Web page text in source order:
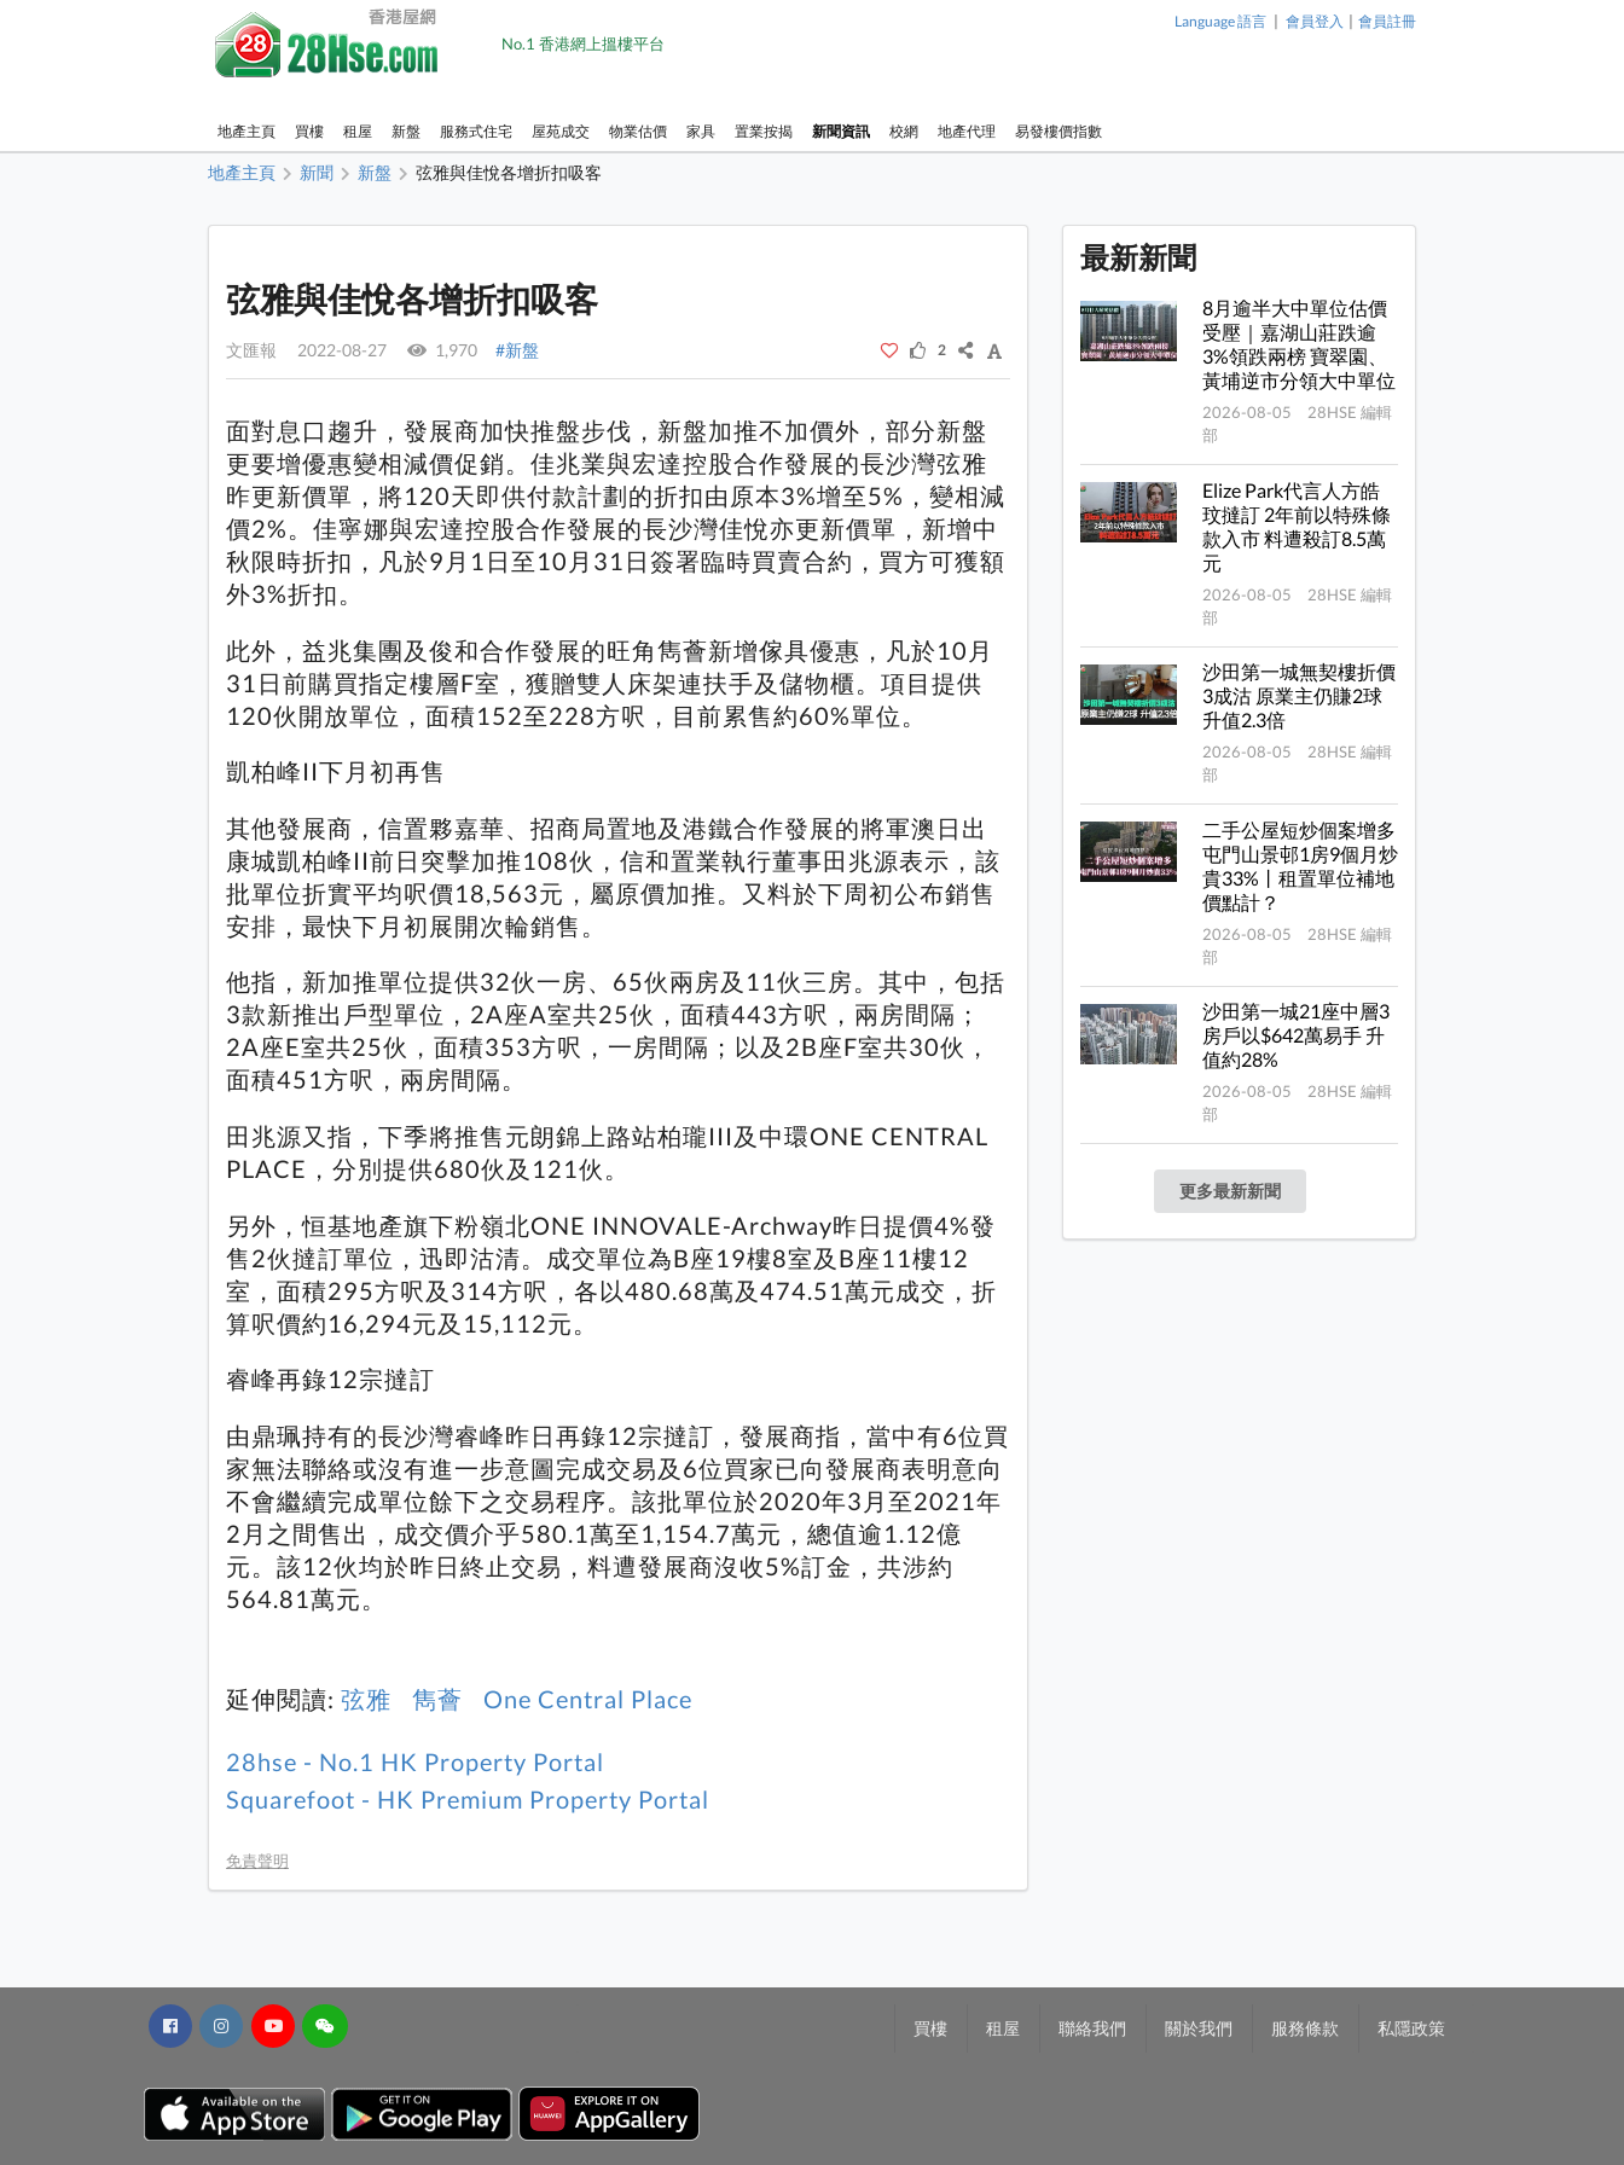
No.1 香港網上搵樓平台
Language 語言 | 會員登入 | 會員註冊
地產主頁 買樓 租屋 新盤 服務式住宅 屋苑成交 物業估價 家具 置業按揭 新聞資訊 校網 地產代理 易發樓價指數
地產主頁 新聞 新盤 弦雅與佳悅各增折扣吸客
弦雅與佳悅各增折扣吸客
文匯報 2022-08-27 1,970 #新盤 2
面對息口趨升，發展商加快推盤步伐，新盤加推不加價外，部分新盤
更要增優惠變相減價促銷。佳兆業與宏達控股合作發展的長沙灣弦雅
昨更新價單，將120天即供付款計劃的折扣由原本3%增至5%，變相減
價2%。佳寧娜與宏達控股合作發展的長沙灣佳悅亦更新價單，新增中
秋限時折扣，凡於9月1日至10月31日簽署臨時買賣合約，買方可獲額
外3%折扣。
此外，益兆集團及俊和合作發展的旺角雋薈新增傢具優惠，凡於10月
31日前購買指定樓層F室，獲贈雙人床架連扶手及儲物櫃。項目提供
120伙開放單位，面積152至228方呎，目前累售約60%單位。
凱柏峰II下月初再售
其他發展商，信置夥嘉華、招商局置地及港鐵合作發展的將軍澳日出
康城凱柏峰II前日突擊加推108伙，信和置業執行董事田兆源表示，該
批單位折實平均呎價18,563元，屬原價加推。又料於下周初公布銷售
安排，最快下月初展開次輪銷售。
他指，新加推單位提供32伙一房、65伙兩房及11伙三房。其中，包括
3款新推出戶型單位，2A座A室共25伙，面積443方呎，兩房間隔；
2A座E室共25伙，面積353方呎，一房間隔；以及2B座F室共30伙，
面積451方呎，兩房間隔。
田兆源又指，下季將推售元朗錦上路站柏瓏III及中環ONE CENTRAL
PLACE，分別提供680伙及121伙。
另外，恒基地產旗下粉嶺北ONE INNOVALE-Archway昨日提價4%發
售2伙撻訂單位，迅即沽清。成交單位為B座19樓8室及B座11樓12
室，面積295方呎及314方呎，各以480.68萬及474.51萬元成交，折
算呎價約16,294元及15,112元。
睿峰再錄12宗撻訂
由鼎珮持有的長沙灣睿峰昨日再錄12宗撻訂，發展商指，當中有6位買
家無法聯絡或沒有進一步意圖完成交易及6位買家已向發展商表明意向
不會繼續完成單位餘下之交易程序。該批單位於2020年3月至2021年
2月之間售出，成交價介乎580.1萬至1,154.7萬元，總值逾1.12億
元。該12伙均於昨日終止交易，料遭發展商沒收5%訂金，共涉約
564.81萬元。
延伸閱讀: 弦雅 雋薈 One Central Place
28hse - No.1 HK Property Portal
Squarefoot - HK Premium Property Portal
免責聲明
最新新聞
8月逾半大中單位估價
受壓｜嘉湖山莊跌逾
3%領跌兩榜 寶翠園、
黃埔逆市分領大中單位
2026-08-05 28HSE 編輯
部
Elize Park代言人方皓
玟撻訂 2年前以特殊條
款入市 料遭殺訂8.5萬
元
2026-08-05 28HSE 編輯
部
沙田第一城無契樓折價
3成沽 原業主仍賺2球
升值2.3倍
2026-08-05 28HSE 編輯
部
二手公屋短炒個案增多
屯門山景邨1房9個月炒
貴33%丨租置單位補地
價點計？
2026-08-05 28HSE 編輯
部
沙田第一城21座中層3
房戶以$642萬易手 升
值約28%
2026-08-05 28HSE 編輯
部
更多最新新聞
買樓 租屋 聯絡我們 關於我們 服務條款 私隱政策